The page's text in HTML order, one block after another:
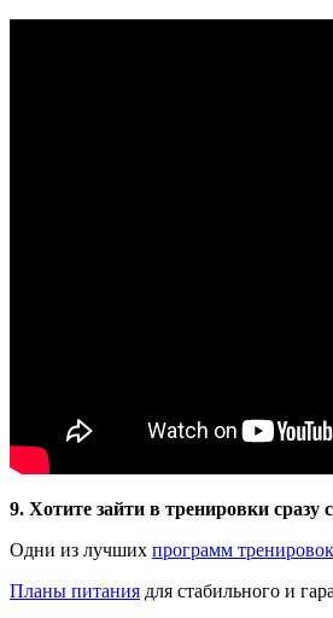
9. Хотите зайти в тренировки сразу
Одни из лучших программ тренировок
Планы питания для стабильного и